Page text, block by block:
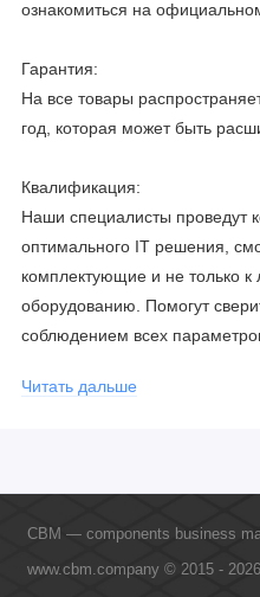
ознакомиться на
Гарантия:
На все товары
год, которая может быть
Квалификация:
Наши специалисты проведут
оптимального IT решения,
комплектующие и не только
оборудованию. Помогут
соблюдением всех
обучение сотрудников, что
Читать дальше
CBM — components business
www.cbm.company © 2015 - 2026